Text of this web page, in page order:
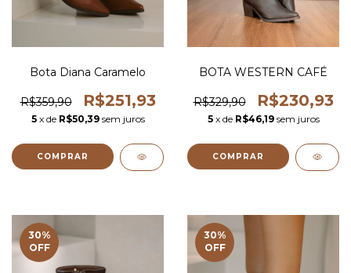
Bota Diana Caramelo
R$359,90 R$251,93
5 x de R$50,39 sem juros
COMPRAR
BOTA WESTERN CAFÉ
R$329,90 R$230,93
5 x de R$46,19 sem juros
COMPRAR
30%
OFF
30%
OFF